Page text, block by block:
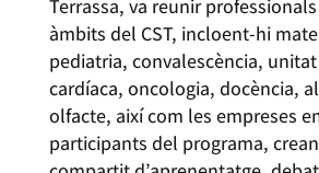
Terrassa, va reunir
àmbits del CST, incloent-hi
pediatria, convalescència,
cardíaca, oncologia, docència,
olfacte, així com les empreses
participants del programa,